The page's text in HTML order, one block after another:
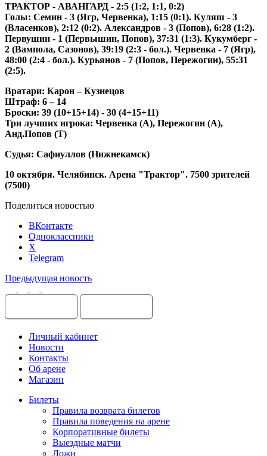
ТРАКТОР - АВАНГАРД - 2:5 (1:2, 1:1, 0:2)
Голы: Семин - 3 (Ягр, Червенка), 1:15 (0:1). Куляш - 3
(Власенков), 2:12 (0:2). Александров - 3 (Попов), 6:28 (1:2).
Первушин - 1 (Первышин, Попов), 37:31 (1:3). Кукумберг -
2 (Вампола, Сазонов), 39:19 (2:3 - бол.). Червенка - 7 (Ягр),
48:00 (2:4 - бол.). Курьянов - 7 (Попов, Пережогин), 55:31
(2:5).
Вратари: Карон – Кузнецов
Штраф: 6 – 14
Броски: 39 (10+15+14) - 30 (4+15+11)
Три лучших игрока: Червенка (А), Пережогин (А),
Анд.Попов (Т)
Судья: Сафиуллов (Нижнекамск)
10 октября. Челябинск. Арена "Трактор". 7500 зрителей
(7500)
Поделиться новостью
ВКонтакте
Одноклассники
X
Telegram
Предыдущая новость
Личный кабинет
Новости
Контакты
Об арене
Магазин
Билеты
Правила возврата билетов
Правила поведения на арене
Корпоративные билеты
Выездные матчи
Ложи